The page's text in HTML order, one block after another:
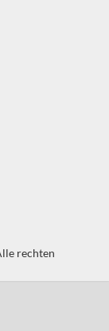
rechten